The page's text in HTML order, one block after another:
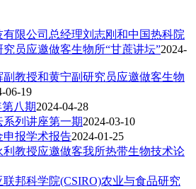
限公司总经理刘志刚和中国热科院
员应邀做客生物所“甘蔗讲坛”2024-
教授和黄宁副研究员应邀做客生物
06-19
八期2024-04-28
列讲座第一期2024-03-10
申报学术报告2024-01-25
利教授应邀做客我所热带生物技术论
邦科学院(CSIRO)农业与食品研究